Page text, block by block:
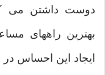
دوست داشتن می
بهترین راههای
ایجاد این احساس